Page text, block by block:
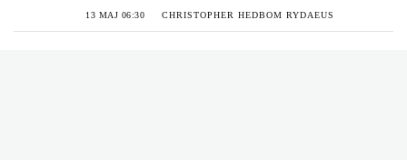
13 MAJ 06:30 CHRISTOPHER HEDBOM RYDAEUS